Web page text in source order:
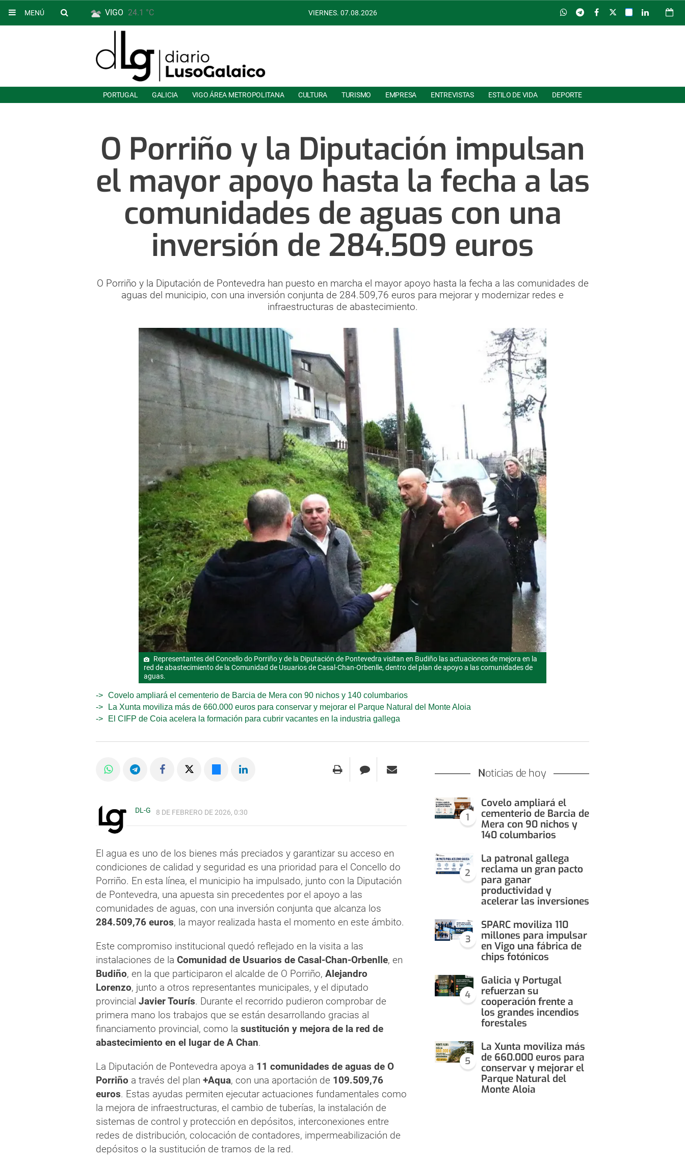
MENÚ VIGO 24.1 °C VIERNES. 07.08.2026
PORTUGAL GALICIA VIGO ÁREA METROPOLITANA CULTURA TURISMO EMPRESA ENTREVISTAS ESTILO DE VIDA DEPORTE
O Porriño y la Diputación impulsan
el mayor apoyo hasta la fecha a las
comunidades de aguas con una
inversión de 284.509 euros
O Porriño y la Diputación de Pontevedra han puesto en marcha el mayor apoyo hasta la fecha a las comunidades de
aguas del municipio, con una inversión conjunta de 284.509,76 euros para mejorar y modernizar redes e
infraestructuras de abastecimiento.
Representantes del Concello do Porriño y de la Diputación de Pontevedra visitan en Budiño las actuaciones de mejora en la
red de abastecimiento de la Comunidad de Usuarios de Casal-Chan-Orbenlle, dentro del plan de apoyo a las comunidades de
aguas.
Covelo ampliará el cementerio de Barcia de Mera con 90 nichos y 140 columbarios
La Xunta moviliza más de 660.000 euros para conservar y mejorar el Parque Natural del Monte Aloia
El CIFP de Coia acelera la formación para cubrir vacantes en la industria gallega
DL-G 8 DE FEBRERO DE 2026, 0:30
El agua es uno de los bienes más preciados y garantizar su acceso en
condiciones de calidad y seguridad es una prioridad para el Concello do
Porriño. En esta línea, el municipio ha impulsado, junto con la Diputación
de Pontevedra, una apuesta sin precedentes por el apoyo a las
comunidades de aguas, con una inversión conjunta que alcanza los
284.509,76 euros, la mayor realizada hasta el momento en este ámbito.
Este compromiso institucional quedó reflejado en la visita a las
instalaciones de la Comunidad de Usuarios de Casal-Chan-Orbenlle, en
Budiño, en la que participaron el alcalde de O Porriño, Alejandro
Lorenzo, junto a otros representantes municipales, y el diputado
provincial Javier Tourís. Durante el recorrido pudieron comprobar de
primera mano los trabajos que se están desarrollando gracias al
financiamento provincial, como la sustitución y mejora de la red de
abastecimiento en el lugar de A Chan.
La Diputación de Pontevedra apoya a 11 comunidades de aguas de O
Porriño a través del plan +Aqua, con una aportación de 109.509,76
euros. Estas ayudas permiten ejecutar actuaciones fundamentales como
la mejora de infraestructuras, el cambio de tuberías, la instalación de
sistemas de control y protección en depósitos, interconexiones entre
redes de distribución, colocación de contadores, impermeabilización de
depósitos o la sustitución de tramos de la red.
Noticias de hoy
1
Covelo ampliará el
cementerio de Barcia de
Mera con 90 nichos y
140 columbarios
2
La patronal gallega
reclama un gran pacto
para ganar
productividad y
acelerar las inversiones
3
SPARC moviliza 110
millones para impulsar
en Vigo una fábrica de
chips fotónicos
4
Galicia y Portugal
refuerzan su
cooperación frente a
los grandes incendios
forestales
5
La Xunta moviliza más
de 660.000 euros para
conservar y mejorar el
Parque Natural del
Monte Aloia